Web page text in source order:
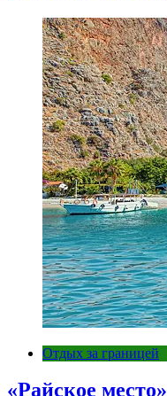
Отдых за границей
«Райское